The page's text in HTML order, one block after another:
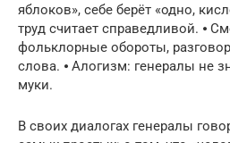
яблоков», себе берёт «одно,
труд считает справедливой. ⦁
фольклорные обороты,
слова. ⦁ Алогизм: генералы не
муки.
В своих диалогах генералы